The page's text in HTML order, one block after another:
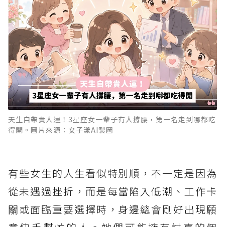
天生自帶貴人運！3星座女一輩子有人撐腰，第一名走到哪都吃
得開。圖片來源：女子漾AI製圖
有些女生的人生看似特別順，不一定是因為
從未遇過挫折，而是每當陷入低潮、工作卡
關或面臨重要選擇時，身邊總會剛好出現願